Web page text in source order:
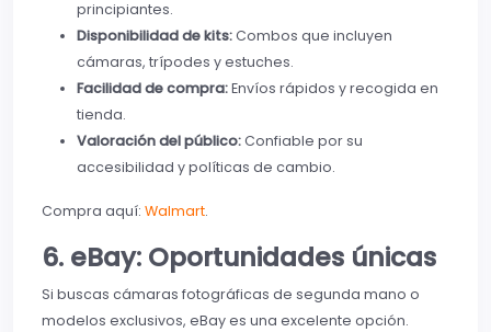
principiantes.
Disponibilidad de kits:Combos que incluyen
cámaras, trípodes y estuches.
Facilidad de compra:Envíos rápidos y recogida en
tienda.
Valoración del público:Confiable por su
accesibilidad y políticas de cambio.
Compra aquí: Walmart.
6. eBay: Oportunidades únicas
Si buscas cámaras fotográficas de segunda mano o
modelos exclusivos, eBay es una excelente opción.